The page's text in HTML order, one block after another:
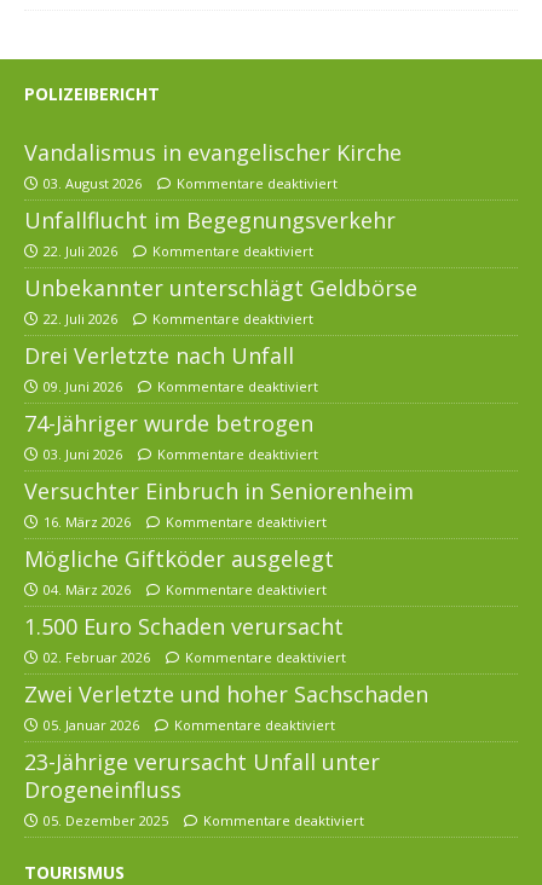
POLIZEIBERICHT
Vandalismus in evangelischer Kirche
03. August 2026 Kommentare deaktiviert
Unfallflucht im Begegnungsverkehr
22. Juli 2026 Kommentare deaktiviert
Unbekannter unterschlägt Geldbörse
22. Juli 2026 Kommentare deaktiviert
Drei Verletzte nach Unfall
09. Juni 2026 Kommentare deaktiviert
74-Jähriger wurde betrogen
03. Juni 2026 Kommentare deaktiviert
Versuchter Einbruch in Seniorenheim
16. März 2026 Kommentare deaktiviert
Mögliche Giftköder ausgelegt
04. März 2026 Kommentare deaktiviert
1.500 Euro Schaden verursacht
02. Februar 2026 Kommentare deaktiviert
Zwei Verletzte und hoher Sachschaden
05. Januar 2026 Kommentare deaktiviert
23-Jährige verursacht Unfall unter
Drogeneinfluss
05. Dezember 2025 Kommentare deaktiviert
TOURISMUS